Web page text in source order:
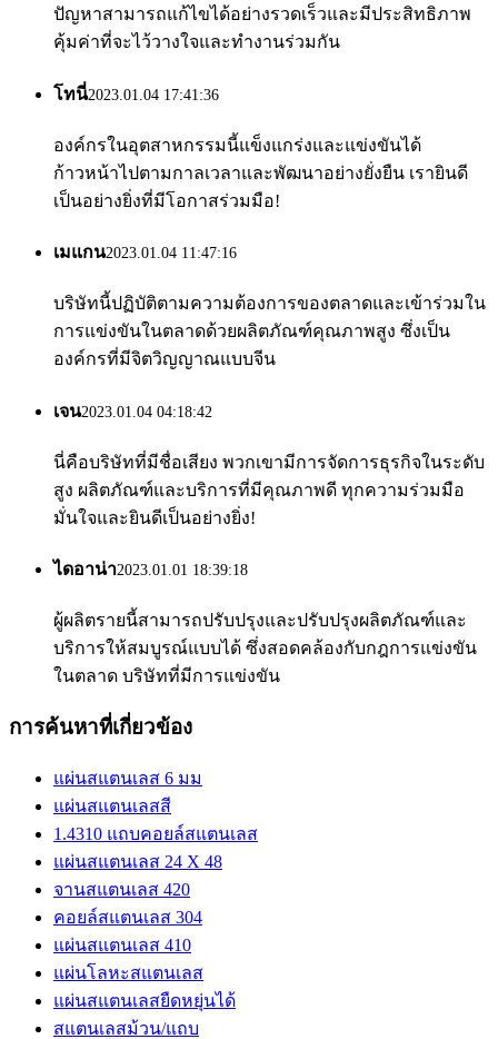
ปัญหาสามารถแก้ไขได้อย่างรวดเร็วและมีประสิทธิภาพ
คุ้มค่าที่จะไว้วางใจและทำงานร่วมกัน
โทนี่2023.01.04 17:41:36
องค์กรในอุตสาหกรรมนี้แข็งแกร่งและแข่งขันได้
ก้าวหน้าไปตามกาลเวลาและพัฒนาอย่างยั่งยืน เรายินดี
เป็นอย่างยิ่งที่มีโอกาสร่วมมือ!
เมแกน2023.01.04 11:47:16
บริษัทนี้ปฏิบัติตามความต้องการของตลาดและเข้าร่วมใน
การแข่งขันในตลาดด้วยผลิตภัณฑ์คุณภาพสูง ซึ่งเป็น
องค์กรที่มีจิตวิญญาณแบบจีน
เจน2023.01.04 04:18:42
นี่คือบริษัทที่มีชื่อเสียง พวกเขามีการจัดการธุรกิจในระดับ
สูง ผลิตภัณฑ์และบริการที่มีคุณภาพดี ทุกความร่วมมือ
มั่นใจและยินดีเป็นอย่างยิ่ง!
ไดอาน่า2023.01.01 18:39:18
ผู้ผลิตรายนี้สามารถปรับปรุงและปรับปรุงผลิตภัณฑ์และ
บริการให้สมบูรณ์แบบได้ ซึ่งสอดคล้องกับกฎการแข่งขัน
ในตลาด บริษัทที่มีการแข่งขัน
การค้นหาที่เกี่ยวข้อง
แผ่นสแตนเลส 6 มม
แผ่นสแตนเลสสี
1.4310 แถบคอยล์สแตนเลส
แผ่นสแตนเลส 24 X 48
จานสแตนเลส 420
คอยล์สแตนเลส 304
แผ่นสแตนเลส 410
แผ่นโลหะสแตนเลส
แผ่นสแตนเลสยืดหยุ่นได้
สแตนเลสม้วน/แถบ